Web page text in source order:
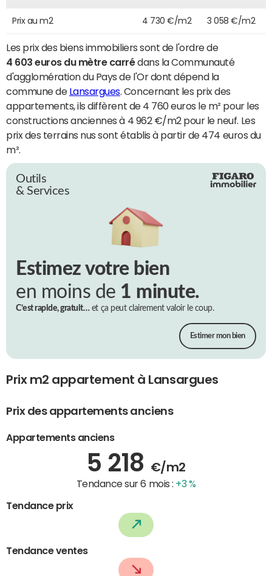
Prix au m2 4 730 €/m2 3 058 €/m2
Les prix des biens immobiliers sont de l'ordre de
4 603 euros du mètre carrédans la Communauté
d'agglomération du Pays de l'Or dont dépend la
commune de Lansargues. Concernant les prix des
appartements, ils diffèrent de 4 760 euros le m² pour les
constructions anciennes à 4 962 €/m2 pour le neuf. Les
prix des terrains nus sont établis à partir de 474 euros du
m².
Outils
& Services
Estimez votre bien
en moins de 1 minute.
C’est rapide, gratuit…et ça peut clairement valoir le coup.
Estimer mon bien
Prix m2 appartement à Lansargues
Prix des appartements anciens
Appartements anciens
5 218 €/m2
Tendance sur 6 mois : +3 %
Tendance prix
Tendance ventes